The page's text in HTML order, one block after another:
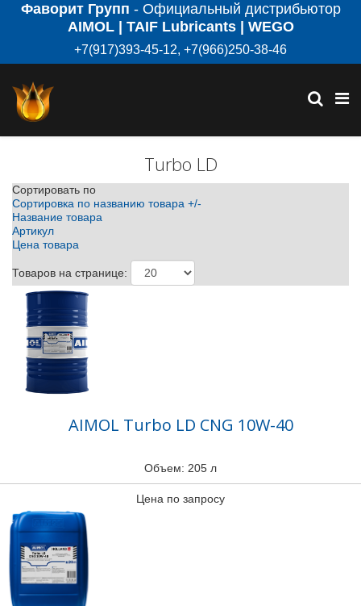
Фаворит Групп - Официальный дистрибьютор
AIMOL | TAIF Lubricants | WEGO
+7(917)393-45-12, +7(966)250-38-46
Turbo LD
Сортировать по
Сортировка по названию товара +/-
Название товара
Артикул
Цена товара
Товаров на странице:
AIMOL Turbo LD CNG 10W-40
Объем: 205 л
Цена по запросу